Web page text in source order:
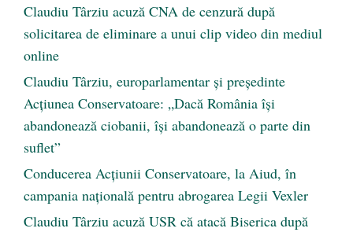
Claudiu Târziu acuză CNA de cenzură după
solicitarea de eliminare a unui clip video din mediul
online
Claudiu Târziu, europarlamentar și președinte
Acțiunea Conservatoare: „Dacă România își
abandonează ciobanii, își abandonează o parte din
suflet”
Conducerea Acțiunii Conservatoare, la Aiud, în
campania națională pentru abrogarea Legii Vexler
Claudiu Târziu acuză USR că atacă Biserica după